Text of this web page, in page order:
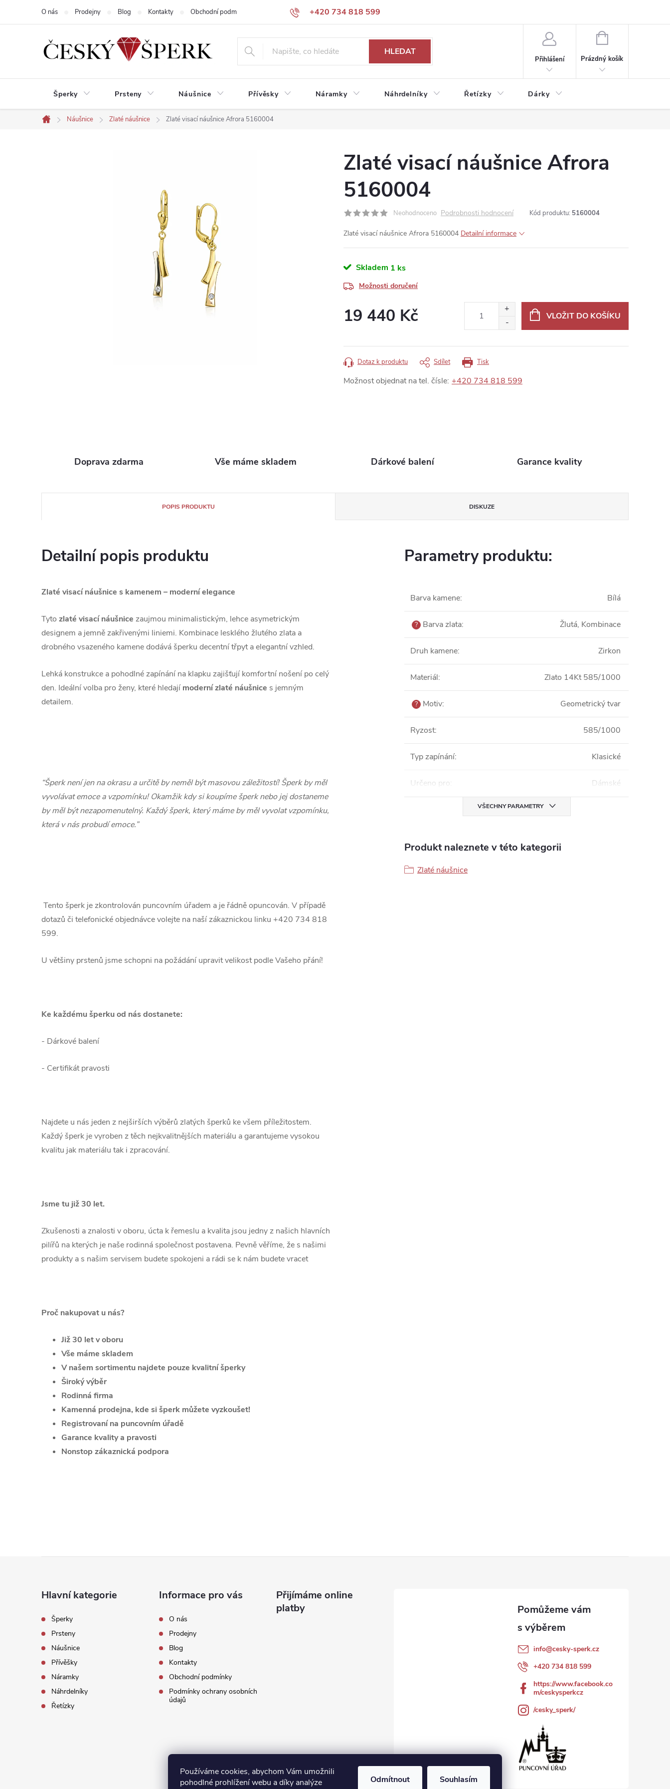
Používáme cookies, abychom Vám umožnili
pohodlné prohlížení webu a díky analýze
Odmítnout Souhlasím
+420 734 818 599
O nás Prodejny Blog Kontakty Obchodní podmínky Podmínky ochrany osobních údajů
HLEDAT
Přihlášení
NÁKUPNÍ
Prázdný košík
Šperky Prsteny Náušnice Přívěsky Náramky Náhrdelníky Řetízky Dárky
Domů
Náušnice Zlaté náušnice Zlaté visací náušnice Afrora 5160004
Zlaté visací náušnice Afrora
5160004
Neohodnoceno Podrobnosti hodnocení Kód produktu: 5160004
Zlaté visací náušnice Afrora 5160004 Detailní informace
Skladem 1 ks
Možnosti doručení
19 440 Kč VLOŽIT DO KOŠÍKU
Tisk
Dotaz k produktu Sdílet
Možnost objednat na tel. čísle: +420 734 818 599
Doprava zdarma Vše máme skladem Dárkové balení Garance kvality
POPIS PRODUKTU DISKUZE
Detailní popis produktu
Zlaté visací náušnice s kamenem – moderní elegance
Tyto zlaté visací náušnice zaujmou minimalistickým, lehce asymetrickým
designem a jemně zakřivenými liniemi. Kombinace lesklého žlutého zlata a
drobného vsazeného kamene dodává šperku decentní třpyt a elegantní vzhled.
Lehká konstrukce a pohodlné zapínání na klapku zajišťují komfortní nošení po celý
den. Ideální volba pro ženy, které hledají moderní zlaté náušnice s jemným
detailem.
“Šperk není jen na okrasu a určitě by neměl být masovou záležitostí! Šperk by měl
vyvolávat emoce a vzpomínku! Okamžik kdy si koupíme šperk nebo jej dostaneme
by měl být nezapomenutelný. Každý šperk, který máme by měl vyvolat vzpomínku,
která v nás probudí emoce.”
Tento šperk je zkontrolován puncovním úřadem a je řádně opuncován. V případě
dotazů či telefonické objednávce volejte na naší zákaznickou linku +420 734 818
599.
U většiny prstenů jsme schopni na požádání upravit velikost podle Vašeho přání!
Ke každému šperku od nás dostanete:
- Dárkové balení
- Certifikát pravosti
Najdete u nás jeden z nejširších výběrů zlatých šperků ke všem příležitostem.
Každý šperk je vyroben z těch nejkvalitnějších materiálu a garantujeme vysokou
kvalitu jak materiálu tak i zpracování.
Jsme tu již 30 let.
Zkušenosti a znalosti v oboru, úcta k řemeslu a kvalita jsou jedny z našich hlavních
pilířů na kterých je naše rodinná společnost postavena. Pevně věříme, že s našimi
produkty a s našim servisem budete spokojeni a rádi se k nám budete vracet
Proč nakupovat u nás?
Již 30 let v oboru
Vše máme skladem
V našem sortimentu najdete pouze kvalitní šperky
Široký výběr
Rodinná firma
Kamenná prodejna, kde si šperk můžete vyzkoušet!
Registrovaní na puncovním úřadě
Garance kvality a pravosti
Nonstop zákaznická podpora
Parametry produktu:
Barva kamene: Bílá
? Barva zlata: Žlutá, Kombinace
Druh kamene: Zirkon
Materiál: Zlato 14Kt 585/1000
? Motiv: Geometrický tvar
Ryzost: 585/1000
Typ zapínání: Klasické
Určeno pro: Dámské
VŠECHNY PARAMETRY
Produkt naleznete v této kategorii
Zlaté náušnice
Hlavní kategorie
Šperky
Prsteny
Náušnice
Přívěšky
Náramky
Náhrdelníky
Řetízky
Informace pro vás
O nás
Prodejny
Blog
Kontakty
Obchodní podmínky
Podmínky ochrany osobních
údajů
Přijímáme online
platby
info@cesky-sperk.cz
+420 734 818 599
https://www.facebook.co
m/ceskysperkcz
/cesky_sperk/